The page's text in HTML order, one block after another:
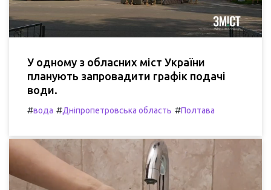
У одному з обласних міст України
планують запровадити графік подачі
води.
#вода #Дніпропетровська область #Полтава